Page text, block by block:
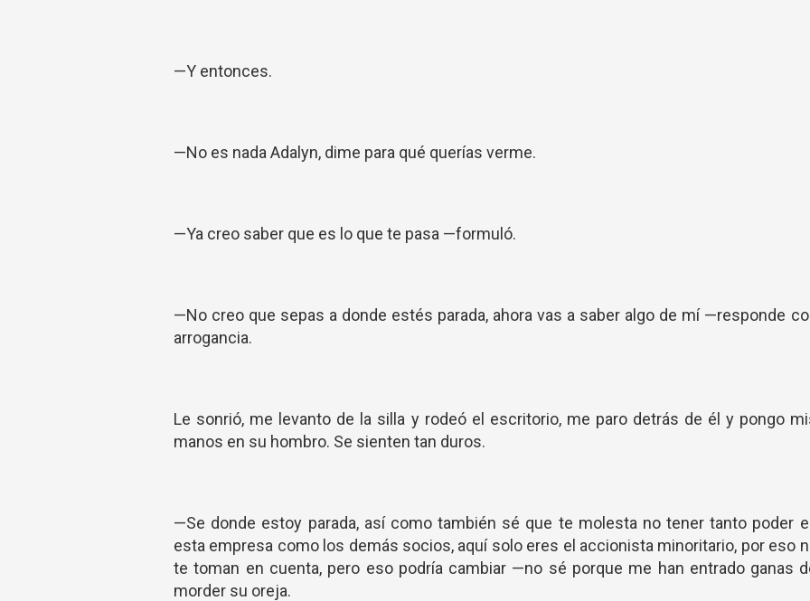
—Y entonces.
—No es nada Adalyn, dime para qué querías verme.
—Ya creo saber que es lo que te pasa —formuló.
—No creo que sepas a donde estés parada, ahora vas a saber algo de mí —responde
arrogancia.
Le sonrió, me levanto de la silla y rodeó el escritorio, me paro detrás de él y pongo
manos en su hombro. Se sienten tan duros.
—Se donde estoy parada, así como también sé que te molesta no tener tanto poder
esta empresa como los demás socios, aquí solo eres el accionista minoritario, por eso
te toman en cuenta, pero eso podría cambiar —no sé porque me han entrado ganas
morder su oreja.